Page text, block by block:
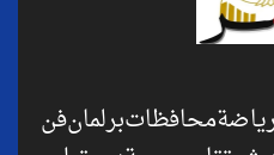
محافظاتبرلمانفن